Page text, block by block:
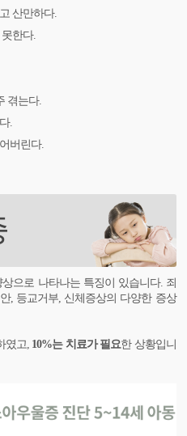
산만하다.
한다.
겪는다.
.
버린다.
으로 나타나는 특징이 있습니다. 죄
, 등교거부, 신체증상의 다양한 증상
였고, 10%는 치료가 필요한 상황입니